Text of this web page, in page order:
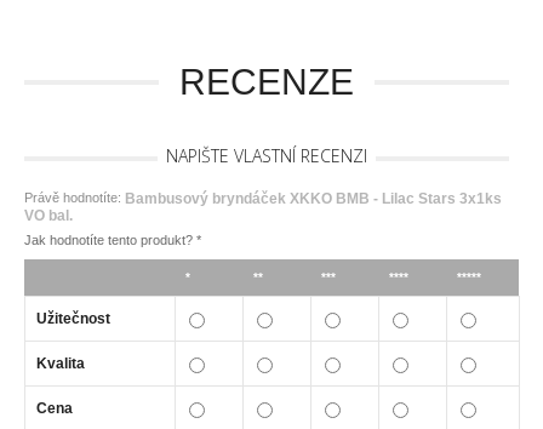
RECENZE
NAPIŠTE VLASTNÍ RECENZI
Právě hodnotíte: Bambusový bryndáček XKKO BMB - Lilac Stars 3x1ks
VO bal.
Jak hodnotíte tento produkt? *
* ** *** **** *****
Užitečnost
Kvalita
Cena